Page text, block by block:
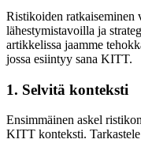
Ristikoiden ratkaiseminen
lähestymistavoilla ja
artikkelissa jaamme
jossa esiintyy sana KITT.
1. Selvitä konteksti
Ensimmäinen askel
KITT konteksti.